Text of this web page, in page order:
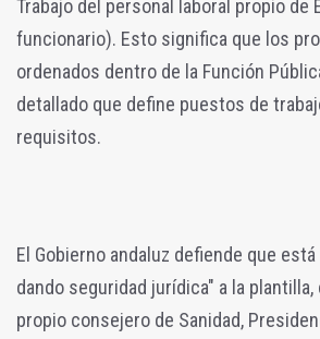
Trabajo del personal laboral propio de
funcionario). Esto significa que los
ordenados dentro de la Función
detallado que define puestos de
requisitos.
El Gobierno andaluz defiende que
dando seguridad jurídica" a la
propio consejero de Sanidad,